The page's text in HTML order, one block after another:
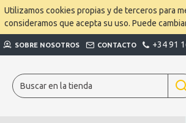
Utilizamos cookies propias y de terceros para
consideramos que acepta su uso. Puede
SOBRE NOSOTROS CONTACTO +34 91